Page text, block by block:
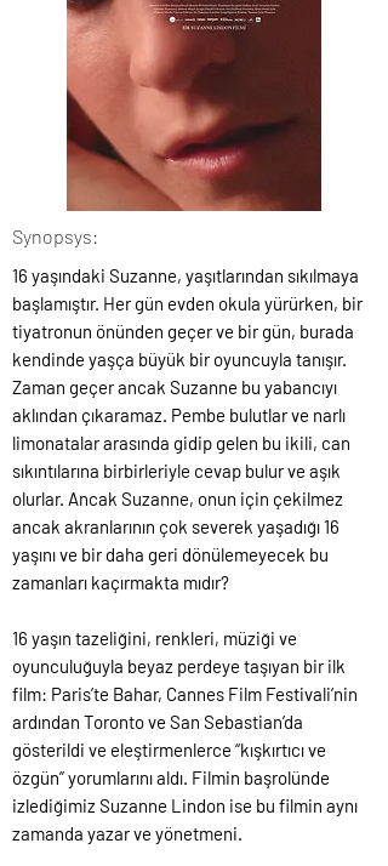
Synopsys:
16 yaşındaki Suzanne, yaşıtlarından sıkılmaya
başlamıştır. Her gün evden okula yürürken, bir
tiyatronun önünden geçer ve bir gün, burada
kendinde yaşça büyük bir oyuncuyla tanışır.
Zaman geçer ancak Suzanne bu yabancıyı
aklından çıkaramaz. Pembe bulutlar ve narlı
limonatalar arasında gidip gelen bu ikili, can
sıkıntılarına birbirleriyle cevap bulur ve aşık
olurlar. Ancak Suzanne, onun için çekilmez
ancak akranlarının çok severek yaşadığı 16
yaşını ve bir daha geri dönülemeyecek bu
zamanları kaçırmakta mıdır?
16 yaşın tazeliğini, renkleri, müziği ve
oyunculuğuyla beyaz perdeye taşıyan bir ilk
film: Paris’te Bahar, Cannes Film Festivali’nin
ardından Toronto ve San Sebastian’da
gösterildi ve eleştirmenlerce “kışkırtıcı ve
özgün” yorumlarını aldı. Filmin başrolünde
izlediğimiz Suzanne Lindon ise bu filmin aynı
zamanda yazar ve yönetmeni.